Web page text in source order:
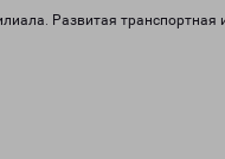
Развитая транспортная